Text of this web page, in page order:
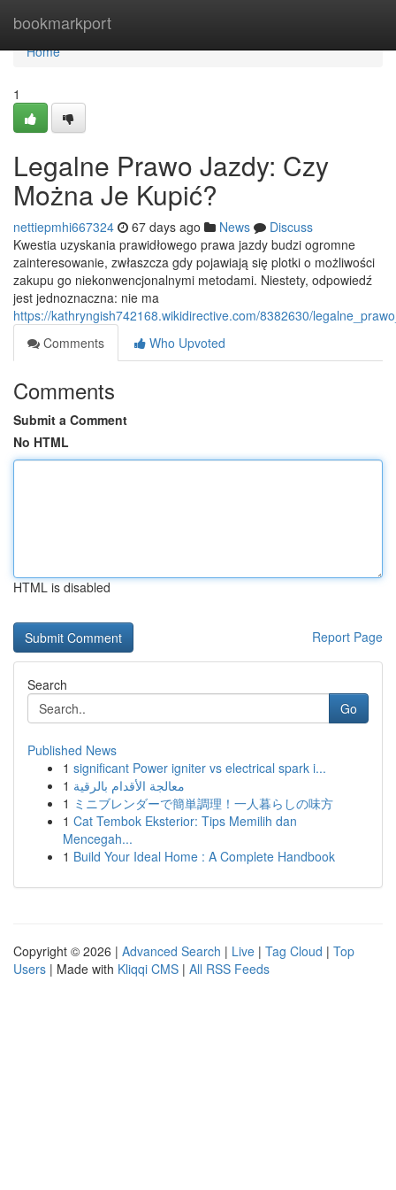
bookmarkport
Home
Home
1
Legalne Prawo Jazdy: Czy
Można Je Kupić?
nettiepmhi667324 67 days ago News
Discuss
Kwestia uzyskania prawidłowego prawa jazdy budzi ogromne
zainteresowanie, zwłaszcza gdy pojawiają się plotki o możliwości
zakupu go niekonwencjonalnymi metodami. Niestety, odpowiedź
jest jednoznaczna: nie ma
https://kathryngish742168.wikidirective.com/8382630/
Comments
Who Upvoted
Comments
Submit a Comment
No HTML
HTML is disabled
Report Page
Search
Go
Published News
1 significant Power igniter vs electrical spark i...
1 معالجة الأقدام بالرقية
1 ミニブレンダーで簡単調理！一人暮らしの味方
1 Cat Tembok Eksterior: Tips Memilih dan
Mencegah...
1 Build Your Ideal Home : A Complete Handbook
Copyright © 2026 | Advanced Search | Live | Tag Cloud | Top
Users | Made with Kliqqi CMS | All RSS Feeds